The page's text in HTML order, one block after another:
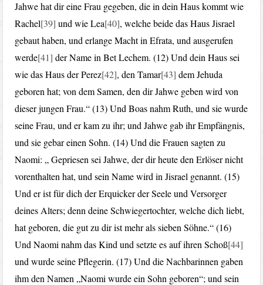
Jahwe hat dir eine Frau gegeben, die in dein Haus kommt wie
Rachel[39] und wie Lea[40], welche beide das Haus Jisrael
gebaut haben, und erlange Macht in Efrata, und ausgerufen
werde[41] der Name in Bet Lechem. (12) Und dein Haus sei
wie das Haus der Perez[42], den Tamar[43] dem Jehuda
geboren hat; von dem Samen, den dir Jahwe geben wird von
dieser jungen Frau.“ (13) Und Boas nahm Ruth, und sie wurde
seine Frau, und er kam zu ihr; und Jahwe gab ihr Empfängnis,
und sie gebar einen Sohn. (14) Und die Frauen sagten zu
Naomi: „ Gepriesen sei Jahwe, der dir heute den Erlöser nicht
vorenthalten hat, und sein Name wird in Jisrael genannt. (15)
Und er ist für dich der Erquicker der Seele und Versorger
deines Alters; denn deine Schwiegertochter, welche dich liebt,
hat geboren, die gut zu dir ist mehr als sieben Söhne.“ (16)
Und Naomi nahm das Kind und setzte es auf ihren Schoß[44]
und wurde seine Pflegerin. (17) Und die Nachbarinnen gaben
ihm den Namen „Naomi wurde ein Sohn geboren“; und sein